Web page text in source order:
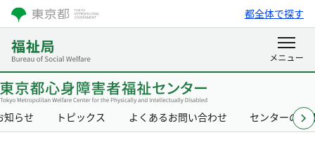
都全体で探す
知らせ トピックス よくあるお問い合わせ センターの概